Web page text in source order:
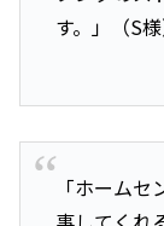
す。」（S様
「ホーム